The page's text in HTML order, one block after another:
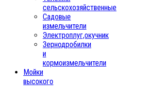
сельскохозяйственные
Садовые
измельчители
Электроплуг,окучник
Зернодробилки
и
кормоизмельчители
Мойки
высокого